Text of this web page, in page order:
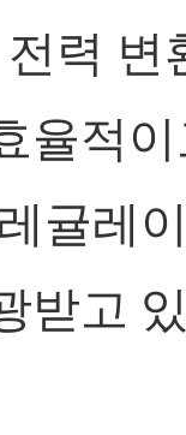
력 변
율적
귤레
받고